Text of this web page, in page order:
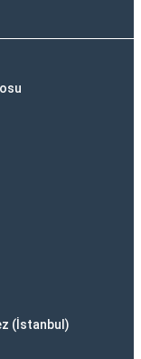
(İstanbul)